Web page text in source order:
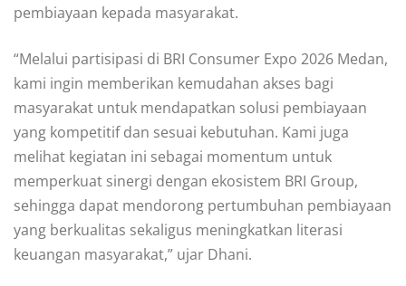
pembiayaan kepada masyarakat.
“Melalui partisipasi di BRI Consumer Expo 2026 Medan,
kami ingin memberikan kemudahan akses bagi
masyarakat untuk mendapatkan solusi pembiayaan
yang kompetitif dan sesuai kebutuhan. Kami juga
melihat kegiatan ini sebagai momentum untuk
memperkuat sinergi dengan ekosistem BRI Group,
sehingga dapat mendorong pertumbuhan pembiayaan
yang berkualitas sekaligus meningkatkan literasi
keuangan masyarakat,” ujar Dhani.